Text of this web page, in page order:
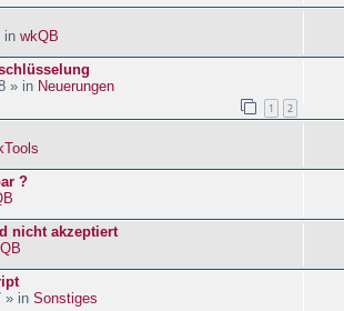
in wkQB
» in Neuerungen
1 2
?
nicht akzeptiert
» in Sonstiges